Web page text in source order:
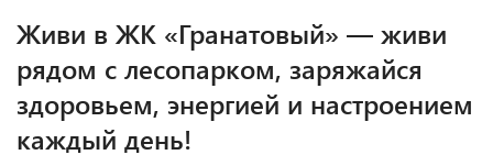
Живи в ЖК «Гранатовый» — живи
рядом с лесопарком, заряжайся
здоровьем, энергией и настроением
каждый день!